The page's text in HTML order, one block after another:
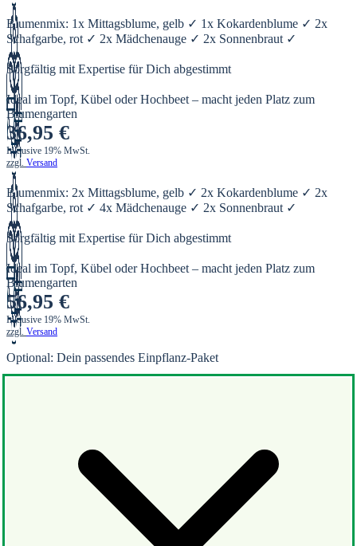
Blumenmix: 1x Mittagsblume, gelb ✓ 1x Kokardenblume ✓ 2x
Schafgarbe, rot ✓ 2x Mädchenauge ✓ 2x Sonnenbraut ✓
Sorgfältig mit Expertise für Dich abgestimmt
Ideal im Topf, Kübel oder Hochbeet – macht jeden Platz zum
Blumengarten
36,95 €
Inklusive 19% MwSt.
zzgl. Versand
Blumenmix: 2x Mittagsblume, gelb ✓ 2x Kokardenblume ✓ 2x
Schafgarbe, rot ✓ 4x Mädchenauge ✓ 2x Sonnenbraut ✓
Sorgfältig mit Expertise für Dich abgestimmt
Ideal im Topf, Kübel oder Hochbeet – macht jeden Platz zum
Blumengarten
56,95 €
Inklusive 19% MwSt.
zzgl. Versand
Optional: Dein passendes Einpflanz-Paket